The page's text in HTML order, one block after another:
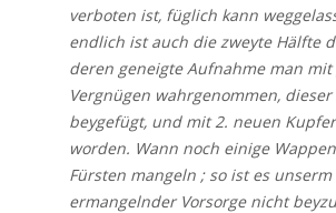
verboten ist, füglich kann
endlich ist auch die zweyte Hälfte
deren geneigte Aufnahme man
Vergnügen wahrgenommen, dieser
beygefügt, und mit 2. neuen
worden. Wann noch einige
Fürsten mangeln ; so ist es
ermangelnder Vorsorge nicht